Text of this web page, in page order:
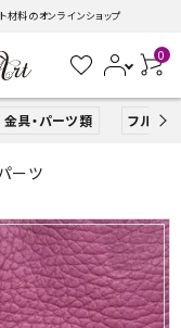
料のオンラインショップ
0
金具・パーツ類 フルキッ
ーツ